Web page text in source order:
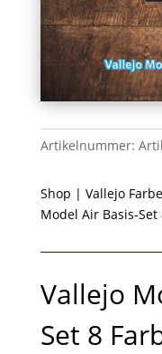
Artikelnummer:
Shop | Vallejo
Model Air Basis-Set
Vallejo
Set 8